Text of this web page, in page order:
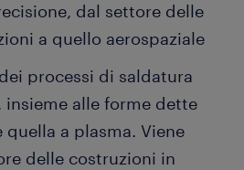
dal settore delle
a quello aerospaziale
processi di saldatura
alle forme dette
quella a plasma. Viene
delle costruzioni in